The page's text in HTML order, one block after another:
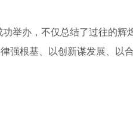
办，不仅总结了过往的辉
强根基、以创新谋发展、以